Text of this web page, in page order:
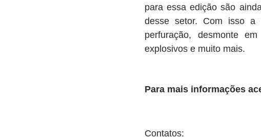
para essa edição são
desse setor. Com isso a
perfuração, desmonte
explosivos e muito mais.
Para mais informações
Contatos: